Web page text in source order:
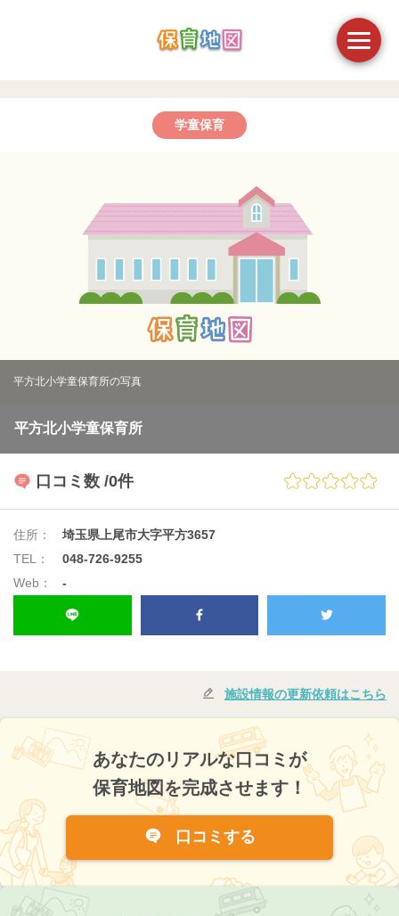
学童保育
平方北小学童保育所の写真
平方北小学童保育所
口コミ数 /0件
住所：
埼玉県上尾市大字平方3657
TEL：
048-726-9255
Web：
-
施設情報の更新依頼はこちら
あなたのリアルな口コミが
保育地図を完成させます！
口コミする